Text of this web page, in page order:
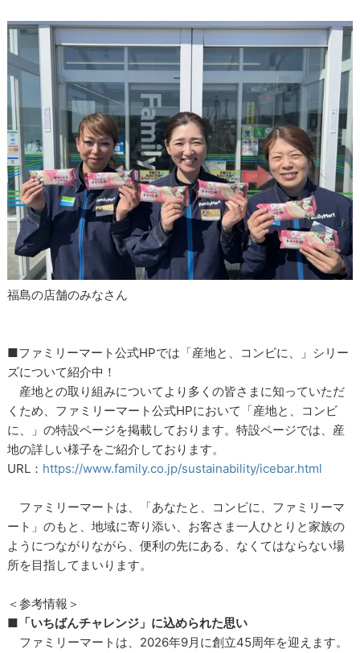
福島の店舗のみなさん
■ファミリーマート公式HPでは「産地と、コンビに、」シリー
ズについて紹介中！
産地との取り組みについてより多くの皆さまに知っていただ
くため、ファミリーマート公式HPにおいて「産地と、コンビ
に、」の特設ページを掲載しております。特設ページでは、産
地の詳しい様子をご紹介しております。
URL： https://www.family.co.jp/sustainability/icebar.html
ファミリーマートは、「あなたと、コンビに、ファミリーマ
ート」のもと、地域に寄り添い、お客さま一人ひとりと家族の
ようにつながりながら、便利の先にある、なくてはならない場
所を目指してまいります。
＜参考情報＞
■「いちばんチャレンジ」に込められた思い
ファミリーマートは、2026年9月に創立45周年を迎えます。